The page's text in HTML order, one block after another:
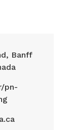
Banff
pn-